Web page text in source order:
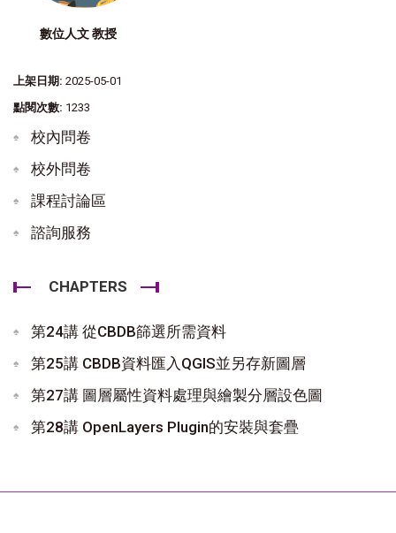
數位人文 教授
上架日期: 2025-05-01
點閱次數: 1233
校內問卷
校外問卷
課程討論區
諮詢服務
CHAPTERS
第24講 從CBDB篩選所需資料
第25講 CBDB資料匯入QGIS並另存新圖層
第27講 圖層屬性資料處理與繪製分層設色圖
第28講 OpenLayers Plugin的安裝與套疊